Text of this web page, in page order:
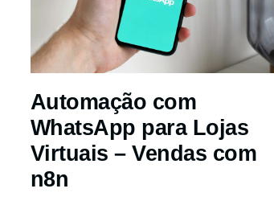
Automação com
WhatsApp para Lojas
Virtuais – Vendas com
n8n